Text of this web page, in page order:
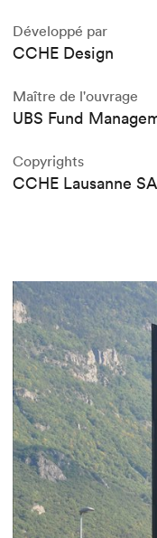
Développé par
CCHE Design
Maître de l'ouvrage
UBS Fund
Copyrights
CCHE Lausanne SA